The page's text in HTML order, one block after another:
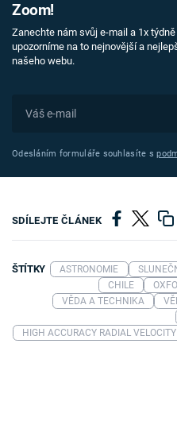
Zoom!
Zanechte nám svůj e-mail a 1x týdně
upozorníme na to nejnovější a
našeho webu.
Odesláním formuláře souhlasíte s
SDÍLEJTE ČLÁNEK
ŠTÍTKY ASTRONOMIE
CHILE
VĚDA A TECHNIKA
HIGH ACCURACY RADIAL